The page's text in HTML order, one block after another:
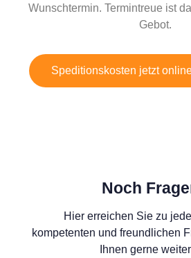
Wunschtermin. Termintreue ist
Gebot.
Speditionskosten jetzt
Noch
Hier erreichen Sie zu
kompetenten und freundlichen
Ihnen gerne